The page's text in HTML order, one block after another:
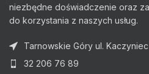
niezbędne doświadczenie oraz
do korzystania z naszych usług.
Tarnowskie Góry ul.
32 206 76 89